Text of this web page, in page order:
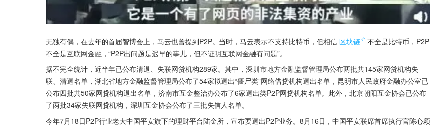
无独有偶，在去年的首届智博会上，马云也曾提到P2P。当时，马云表示不支持比特币，但相信 区块链
不全是比特币，P2P
不全是互联网金融，“P2P出问题是迟早的事儿，但不证明互联网金融有问题”。
据不完全统计，近半年已公布清退、失联网贷机构289家。其中，深圳市地方金融监督管理局公布两批共145家网贷机构失
联、清退名单，湖北省地方金融监督管理局公布了54家拟退出“僵尸类”网络借贷机构退出名单，昆明市人民政府金融办公室已
公布四批共50家网贷机构退出名单，济南市互金整治办公布了6家退出类P2P网贷机构名单。此外，北京朝阳互金协会已公布
了两批34家失联网贷机构，深圳互金协会公布了三批失信人名单。
今年7月18日P2P行业老大中国平安旗下的理财平台陆金所，宣布要退出P2P业务。8月16日，中国平安联席首席执行官陈心颖